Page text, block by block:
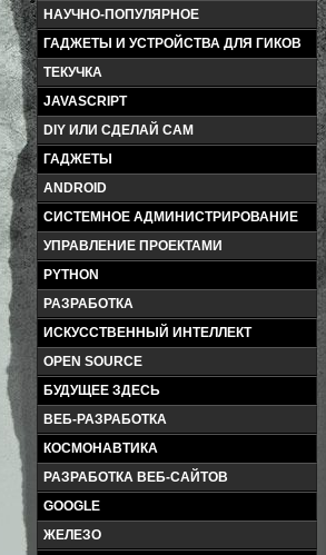
НАУЧНО-ПОПУЛЯРНОЕ
ГАДЖЕТЫ И УСТРОЙСТВА ДЛЯ ГИКОВ
ТЕКУЧКА
JAVASCRIPT
DIY ИЛИ СДЕЛАЙ САМ
ГАДЖЕТЫ
ANDROID
СИСТЕМНОЕ АДМИНИСТРИРОВАНИЕ
УПРАВЛЕНИЕ ПРОЕКТАМИ
PYTHON
РАЗРАБОТКА
ИСКУССТВЕННЫЙ ИНТЕЛЛЕКТ
OPEN SOURCE
БУДУЩЕЕ ЗДЕСЬ
ВЕБ-РАЗРАБОТКА
КОСМОНАВТИКА
РАЗРАБОТКА ВЕБ-САЙТОВ
GOOGLE
ЖЕЛЕЗО